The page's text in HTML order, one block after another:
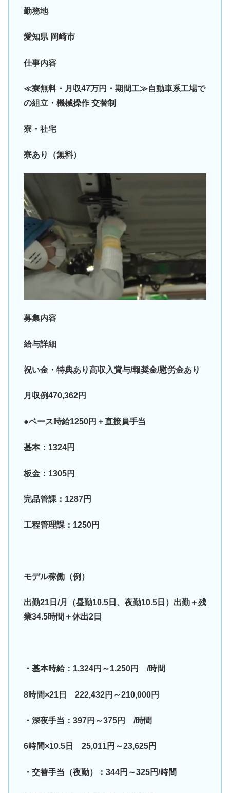
勤務地
愛知県 岡崎市
仕事内容
≪寮無料・月収47万円・期間工≫自動車系工場で
の組立・機械操作 交替制
寮・社宅
寮あり（無料）
募集内容
給与詳細
祝い金・特典あり高収入賞与/報奨金/慰労金あり
月収例470,362円
●ベース時給1250円＋直接員手当
基本：1324円
板金：1305円
完品管課：1287円
工程管理課：1250円
モデル稼働（例）
出勤21日/月（昼勤10.5日、夜勤10.5日）出勤＋残
業34.5時間＋休出2日
・基本時給：1,324円～1,250円 /時間
8時間×21日 222,432円～210,000円
・深夜手当：397円～375円 /時間
6時間×10.5日 25,011円～23,625円
・交替手当（夜勤）：344円～325円/時間